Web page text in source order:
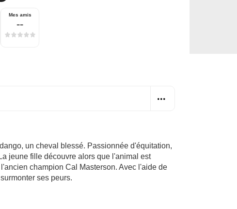
Mes amis
--
un cheval blessé. Passionnée d'équitation,
jeune fille découvre alors que l'animal est
champion Cal Masterson. Avec l'aide de
ses peurs.